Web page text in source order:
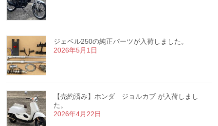
ジェベル250の純正パーツが入荷しました。
2026年5月1日
【売約済み】ホンダ ジョルカブ が入荷しまし
た。
2026年4月22日